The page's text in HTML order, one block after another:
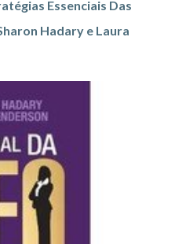
Essenciais Das
Hadary e Laura